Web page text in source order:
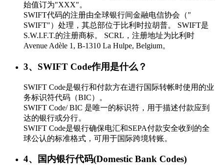
始值订为"XXX"。
SWIFT代码的注册由全球银行间金融电信协会（"
SWIFT"）处理，其总部位于比利时拉胡普。 SWIFT是
S.W.I.F.T.的注册商标。 SCRL，注册地址为比利时
Avenue Adèle 1, B-1310 La Hulpe, Belgium。
3、SWIFT Code作用是什么？
SWIFT Code是银行和付款方在进行国际转帐时使用的业
务标识符代码（BIC）。
SWIFT Code/ BIC 是唯一的标识符，用于描述付款应到
达的银行或分行。
SWIFT Code是银行确保电汇和SEPA付款安全收到的全
球公认的标准格式，可用于国际跨境转账。
4、国内银行代码(Domestic Bank Codes)